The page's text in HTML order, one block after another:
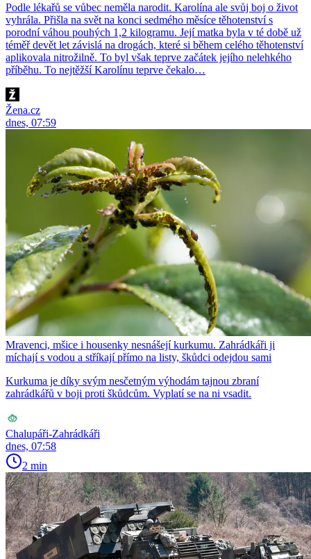
Podle lékařů se vůbec neměla narodit. Karolína ale svůj boj o život
vyhrála. Přišla na svět na konci sedmého měsíce těhotenství s
porodní váhou pouhých 1,2 kilogramu. Její matka byla v té době už
téměř devět let závislá na drogách, které si během celého těhotenství
aplikovala nitrožilně. To byl však teprve začátek jejího nelehkého
příběhu. To nejtěžší Karolínu teprve čekalo…
Žena.cz
dnes, 07:59
Mravenci, mšice i housenky nesnášejí kurkumu. Zahrádkáři ji
míchají s vodou a stříkají přímo na listy, škůdci odejdou sami
Kurkuma je díky svým nesčetným výhodám tajnou zbraní
zahrádkářů v boji proti škůdcům. Vyplatí se na ni vsadit.
Chalupáři-Zahrádkáři
dnes, 07:58
2 min